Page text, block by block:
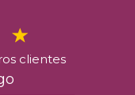
clientes